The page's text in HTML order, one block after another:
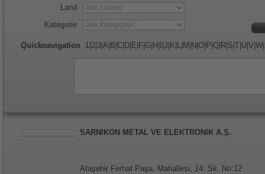
Land
Kategorie
Quicknavigation 1 2 3 A B C D E F G H J K L M N O P Q R S T U V W
SARNIKON METAL VE ELEKTRONIK A.Ş.
Ataşehir Ferhat Paşa, Mahallesi, 14. Sk. No:12